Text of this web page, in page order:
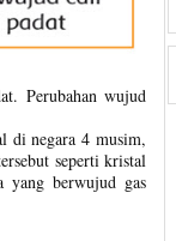
Perubahan wujud
di negara 4 musim,
seperti kristal
yang berwujud gas